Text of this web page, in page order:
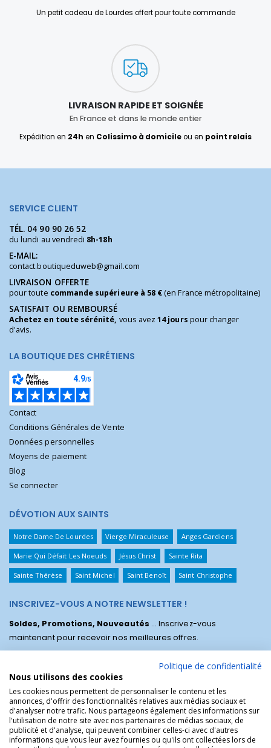
Un petit cadeau de Lourdes offert pour toute commande
LIVRAISON RAPIDE ET SOIGNÉE
En France et dans le monde entier
Expédition en 24h en Colissimo à domicileou en point relais
SERVICE CLIENT
TÉL. 04 90 90 26 52
du lundi au vendredi 8h-18h
E-MAIL:
contact.boutiqueduweb@gmail.com
LIVRAISON OFFERTE
pour toute commande supérieure à 58 €(en France métropolitaine)
SATISFAIT OU REMBOURSÉ
Achetez en toute sérénité, vous avez14 jours pour changer
d'avis.
LA BOUTIQUE DES CHRÉTIENS
Contact
Conditions Générales de Vente
Données personnelles
Moyens de paiement
Blog
Se connecter
DÉVOTION AUX SAINTS
Notre Dame De Lourdes Vierge Miraculeuse Anges Gardiens
Marie Qui Défait Les Noeuds Jésus Christ Sainte Rita
Sainte Thérèse Saint Michel Saint Benoît Saint Christophe
INSCRIVEZ-VOUS A NOTRE NEWSLETTER !
Soldes, Promotions, Nouveautés ... Inscrivez-vous
maintenant pour recevoir nos meilleures offres.
Politique de confidentialité
Nous utilisons des cookies
Les cookies nous permettent de personnaliser le contenu et les
annonces, d'offrir des fonctionnalités relatives aux médias sociaux et
d'analyser notre trafic. Nous partageons également des informations sur
l'utilisation de notre site avec nos partenaires de médias sociaux, de
publicité et d'analyse, qui peuvent combiner celles-ci avec d'autres
informations que vous leur avez fournies ou qu'ils ont collectées lors de